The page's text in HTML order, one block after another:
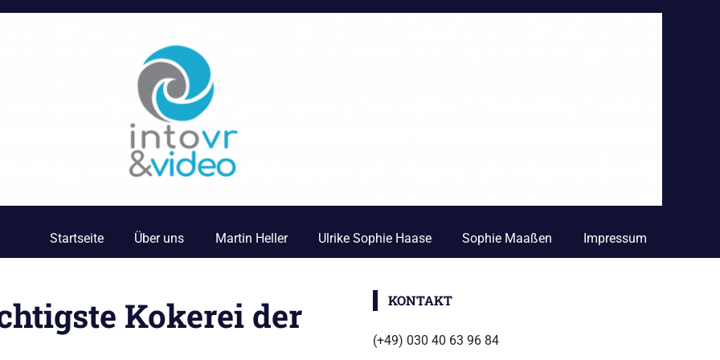
Startseite Über uns Martin Heller Ulrike Sophie Haase Sophie Maaßen Impressum
Kokerei der
KONTAKT
(+49) 030 40 63 96 84